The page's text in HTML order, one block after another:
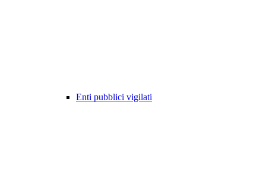
Enti pubblici vigilati